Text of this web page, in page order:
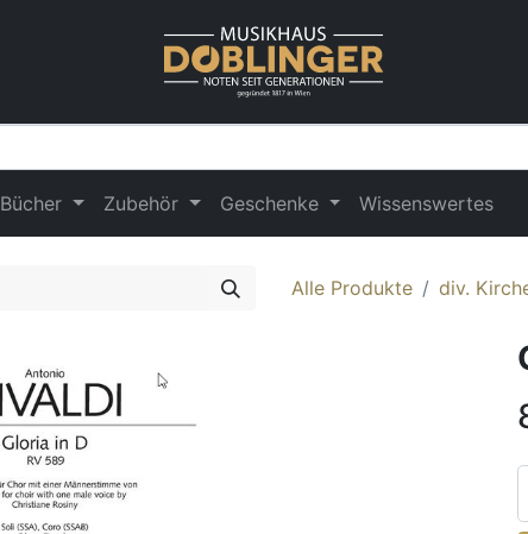
Bücher Zubehör Geschenke Wissenswertes
Alle Produkte div.